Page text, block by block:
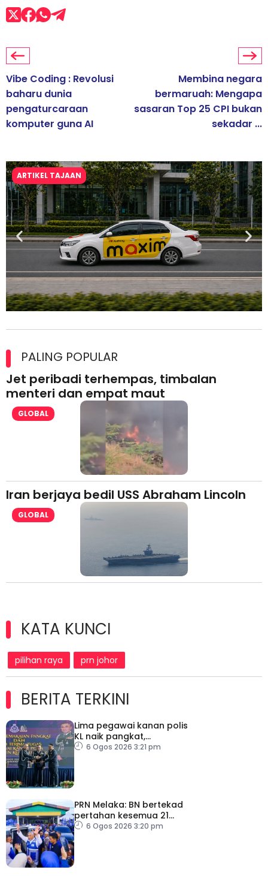
Vibe Coding : Revolusi
baharu dunia
pengaturcaraan
komputer guna AI
Membina negara
bermaruah: Mengapa
sasaran Top 25 CPI bukan
sekadar ...
ARTIKEL TAJAAN
lesen separuh pertama 2026
PALING POPULAR
Jet peribadi terhempas, timbalan
menteri dan empat maut
GLOBAL
Iran berjaya bedil USS Abraham Lincoln
GLOBAL
KATA KUNCI
pilihan raya prn johor
BERITA TERKINI
Lima pegawai kanan polis
KL naik pangkat,
perkukuh kepimpinan
6 Ogos 2026 3:21 pm
PRN Melaka: BN bertekad
pertahan kesemua 21
kerusi, terbuka sebarang
6 Ogos 2026 3:20 pm